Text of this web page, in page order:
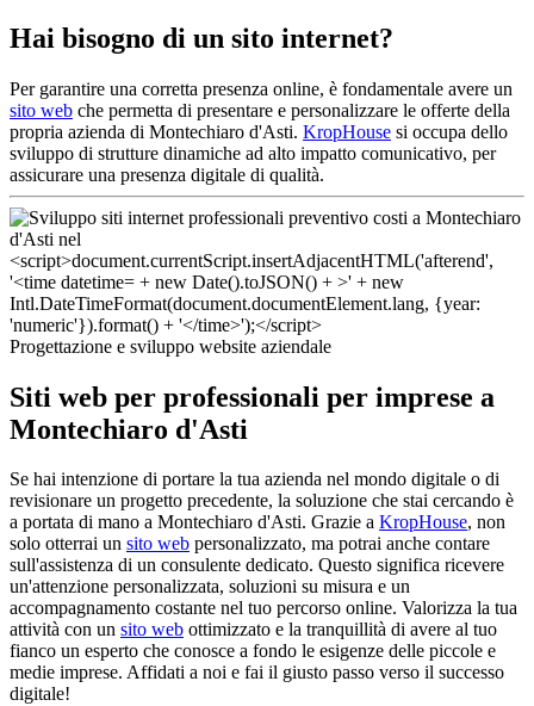
Hai bisogno di un sito internet?
Per garantire una corretta presenza online, è fondamentale avere un
sito web che permetta di presentare e personalizzare le offerte della
propria azienda di Montechiaro d'Asti. KropHouse si occupa dello
sviluppo di strutture dinamiche ad alto impatto comunicativo, per
assicurare una presenza digitale di qualità.
Progettazione e sviluppo website aziendale
Siti web per professionali per imprese a
Montechiaro d'Asti
Se hai intenzione di portare la tua azienda nel mondo digitale o di
revisionare un progetto precedente, la soluzione che stai cercando è
a portata di mano a Montechiaro d'Asti. Grazie a KropHouse, non
solo otterrai un sito web personalizzato, ma potrai anche contare
sull'assistenza di un consulente dedicato. Questo significa ricevere
un'attenzione personalizzata, soluzioni su misura e un
accompagnamento costante nel tuo percorso online. Valorizza la tua
attività con un sito web ottimizzato e la tranquillità di avere al tuo
fianco un esperto che conosce a fondo le esigenze delle piccole e
medie imprese. Affidati a noi e fai il giusto passo verso il successo
digitale!